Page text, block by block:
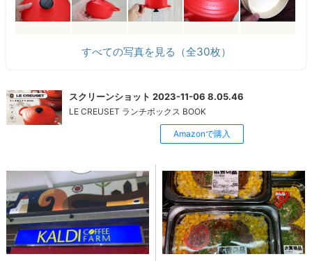
すべての写真を見る（全30枚）
スクリーンショット 2023-11-06 8.05.46
LE CREUSET ランチボックス BOOK
Amazonで購入